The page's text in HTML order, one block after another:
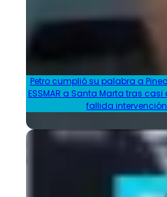
Petro cumplió su palabra a
ESSMAR a Santa Marta tras
fallida intervención